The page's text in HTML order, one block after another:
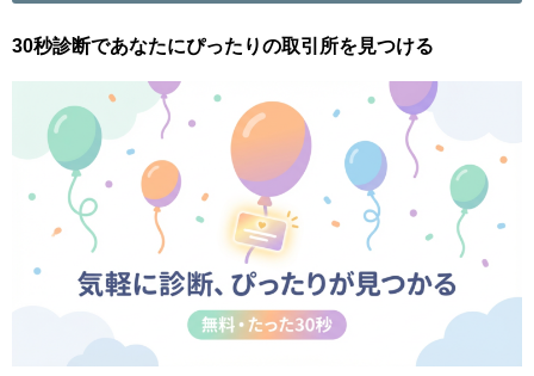
30秒診断であなたにぴったりの取引所を見つける